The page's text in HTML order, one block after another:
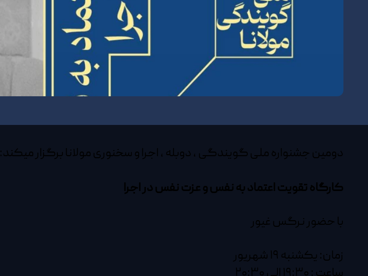
دومین جشنواره ملی گویندگی ، دوبله ، اجرا و سخنوری مولانا برگزار میکند:
کارگاه تقویت اعتماد به نفس و عزت نفس در اجرا
با حضور نرگس غیور
زمان: یکشنبه ۱۹ شهریور